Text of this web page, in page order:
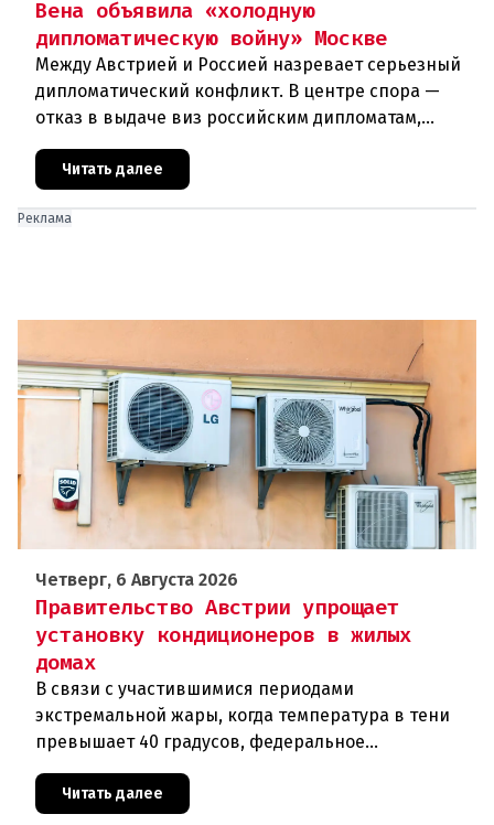
Вена объявила «холодную
дипломатическую войну» Москве
Между Австрией и Россией назревает серьезный
дипломатический конфликт. В центре спора —
отказ в выдаче виз российским дипломатам,
международных организаций, которые
Читать далее
Реклама
Четверг, 6 Августа 2026
Правительство Австрии упрощает
установку кондиционеров в жилых
домах
В связи с участившимися периодами
экстремальной жары, когда температура в тени
превышает 40 градусов, федеральное
проблемы перегрева жилых помещений. В среду н
Читать далее